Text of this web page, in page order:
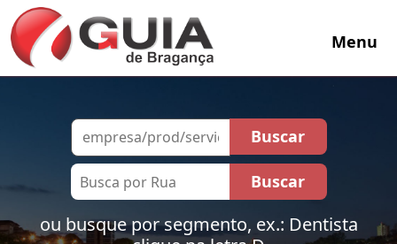
Menu
ou busque por segmento, ex.: Dentista